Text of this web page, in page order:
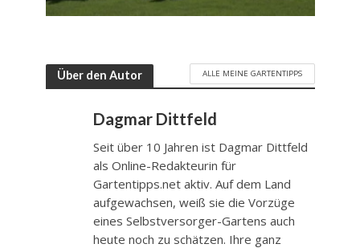
Über den Autor ALLE MEINE GARTENTIPPS
Dagmar Dittfeld
Seit über 10 Jahren ist Dagmar Dittfeld
als Online-Redakteurin für
Gartentipps.net aktiv. Auf dem Land
aufgewachsen, weiß sie die Vorzüge
eines Selbstversorger-Gartens auch
heute noch zu schätzen. Ihre ganz